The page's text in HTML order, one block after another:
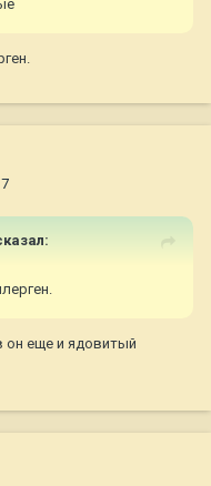
он еще и ядовитый